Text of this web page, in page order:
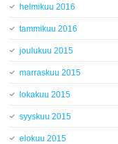
helmikuu 2016
tammikuu 2016
joulukuu 2015
marraskuu 2015
lokakuu 2015
syyskuu 2015
elokuu 2015